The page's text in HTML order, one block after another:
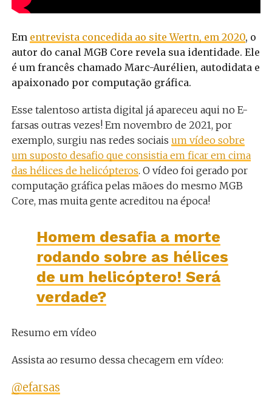
Em entrevista concedida ao site Wertn, em 2020, o
autor do canal MGB Core revela sua identidade. Ele
é um francês chamado Marc-Aurélien, autodidata e
apaixonado por computação gráfica.
Esse talentoso artista digital já apareceu aqui no E-
farsas outras vezes! Em novembro de 2021, por
exemplo, surgiu nas redes sociais um vídeo sobre
um suposto desafio que consistia em ficar em cima
das hélices de helicópteros. O vídeo foi gerado por
computação gráfica pelas mãoes do mesmo MGB
Core, mas muita gente acreditou na época!
Homem desafia a morte
rodando sobre as hélices
de um helicóptero! Será
verdade?
Resumo em vídeo
Assista ao resumo dessa checagem em vídeo:
@efarsas